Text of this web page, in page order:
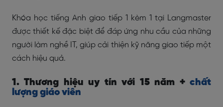
Khóa học tiếng Anh giao tiếp 1 kèm 1 tại Langmaster
được thiết kế đặc biệt để đáp ứng nhu cầu của những
người làm nghề IT, giúp cải thiện kỹ năng giao tiếp một
cách hiệu quả.
1. Thương hiệu uy tín với 15 năm + chất
lượng giáo viên